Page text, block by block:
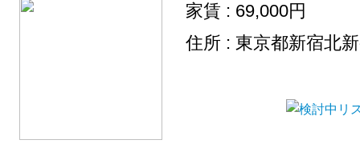
家賃 : 69,000円
住所 : 東京都新宿北